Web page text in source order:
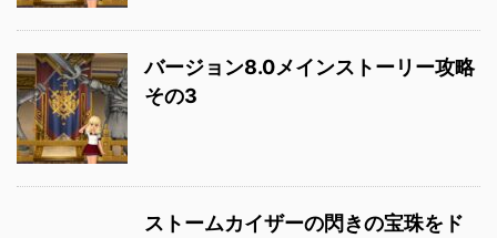
バージョン8.0メインストーリー攻略
その3
ストームカイザーの閃きの宝珠をド